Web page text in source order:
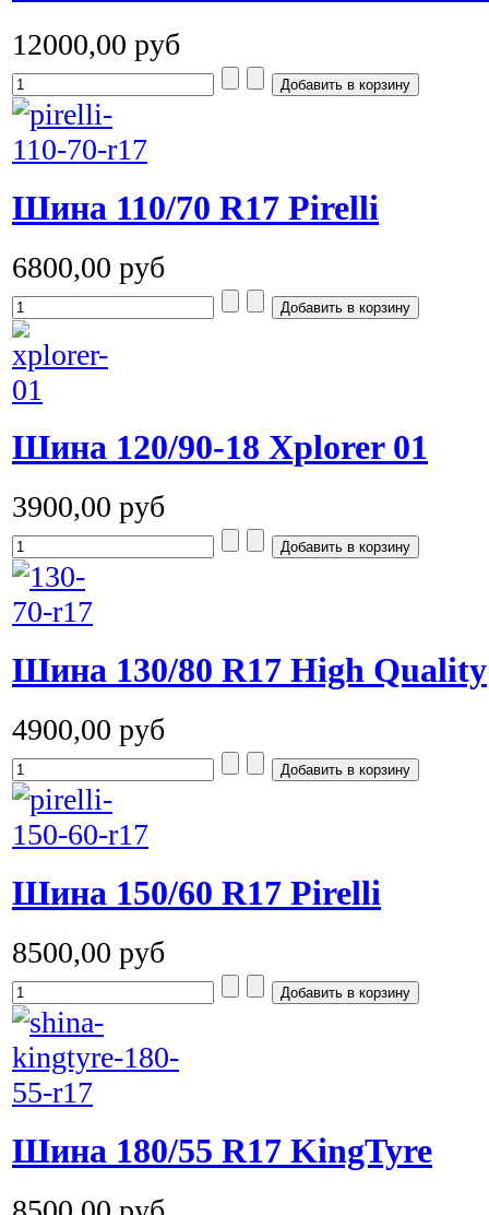
12000,00 руб
Шина 110/70 R17 Pirelli
6800,00 руб
Шина 120/90-18 Xplorer 01
3900,00 руб
Шина 130/80 R17 High Quality
4900,00 руб
Шина 150/60 R17 Pirelli
8500,00 руб
Шина 180/55 R17 KingTyre